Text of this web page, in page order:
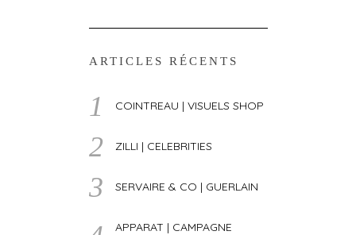
ARTICLES RÉCENTS
COINTREAU | VISUELS SHOP
ZILLI | CELEBRITIES
SERVAIRE & CO | GUERLAIN
APPARAT | CAMPAGNE